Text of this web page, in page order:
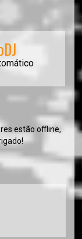
estão offline,